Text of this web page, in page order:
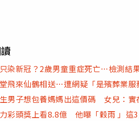
染新冠？2歲男童重症死亡…檢測結
飛來仙鶴相送…遭網疑「是殯葬業
男子想包養媽媽出這價碼 女兒：實
彩頭獎上看8.8億 他曝「穀雨 」這